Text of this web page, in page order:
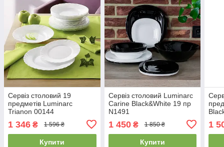
Сервіз столовий 19
предметів Luminarc
Trianon 00144
1 346 ₴ 1 596 ₴
Купити
Сервіз столовий Luminarc
Carine Black&White 19 пр
N1491
1 450₴ 1 850 ₴
Купити
1